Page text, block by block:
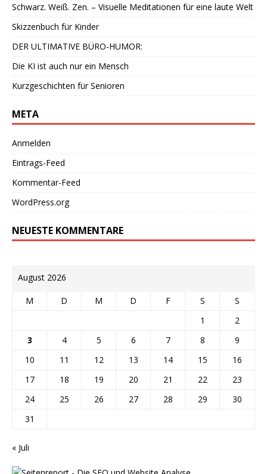
Schwarz. Weiß. Zen. – Visuelle Meditationen für eine laute Welt
Skizzenbuch für Kinder
DER ULTIMATIVE BÜRO-HUMOR:
Die KI ist auch nur ein Mensch
Kurzgeschichten für Senioren
META
Anmelden
Eintrags-Feed
Kommentar-Feed
WordPress.org
NEUESTE KOMMENTARE
August 2026
M D M D F S
S
1
2
3
4 5 6 7 8
9
10
11 12 13 14 15
16
17
18 19 20 21 22
23
24
25 26 27 28 29
30
31
« Juli